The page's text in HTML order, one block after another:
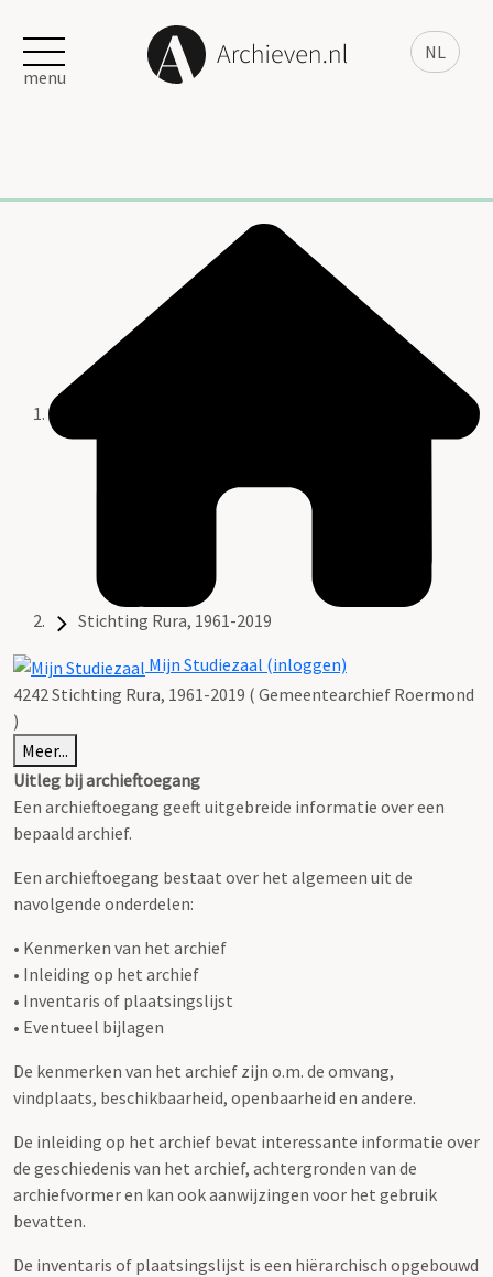
NL
menu
Stichting Rura, 1961-2019
Mijn Studiezaal (inloggen)
4242 Stichting Rura, 1961-2019 ( Gemeentearchief Roermond
)
Meer...
Uitleg bij archieftoegang
Een archieftoegang geeft uitgebreide informatie over een
bepaald archief.
Een archieftoegang bestaat over het algemeen uit de
navolgende onderdelen:
• Kenmerken van het archief
• Inleiding op het archief
• Inventaris of plaatsingslijst
• Eventueel bijlagen
De kenmerken van het archief zijn o.m. de omvang,
vindplaats, beschikbaarheid, openbaarheid en andere.
De inleiding op het archief bevat interessante informatie over
de geschiedenis van het archief, achtergronden van de
archiefvormer en kan ook aanwijzingen voor het gebruik
bevatten.
De inventaris of plaatsingslijst is een hiërarchisch opgebouwd